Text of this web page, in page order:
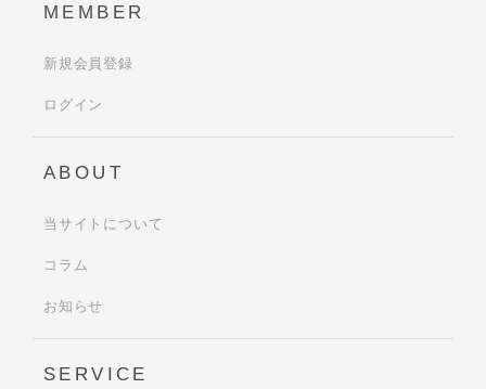
MEMBER
新規会員登録
ログイン
ABOUT
当サイトについて
コラム
お知らせ
SERVICE